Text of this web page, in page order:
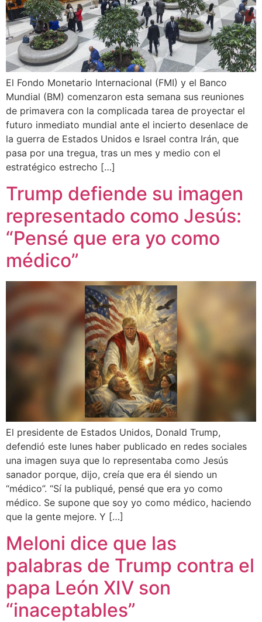
El Fondo Monetario Internacional (FMI) y el Banco
Mundial (BM) comenzaron esta semana sus reuniones
de primavera con la complicada tarea de proyectar el
futuro inmediato mundial ante el incierto desenlace de
la guerra de Estados Unidos e Israel contra Irán, que
pasa por una tregua, tras un mes y medio con el
estratégico estrecho […]
Trump defiende su imagen
representado como Jesús:
“Pensé que era yo como
médico”
El presidente de Estados Unidos, Donald Trump,
defendió este lunes haber publicado en redes sociales
una imagen suya que lo representaba como Jesús
sanador porque, dijo, creía que era él siendo un
“médico”. “Sí la publiqué, pensé que era yo como
médico. Se supone que soy yo como médico, haciendo
que la gente mejore. Y […]
Meloni dice que las
palabras de Trump contra el
papa León XIV son
“inaceptables”